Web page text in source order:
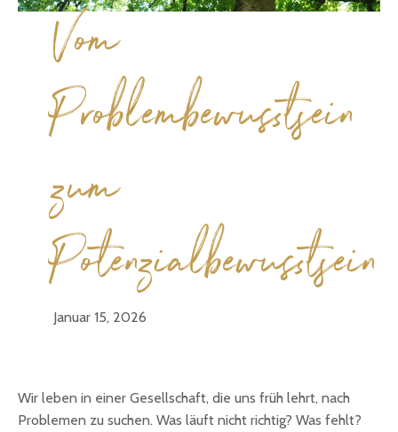
Vom
Problembewusstsein
zum
Potenzialbewusstsein
Januar 15, 2026
Wir leben in einer Gesellschaft, die uns früh lehrt, nach
Problemen zu suchen. Was läuft nicht richtig? Was fehlt?